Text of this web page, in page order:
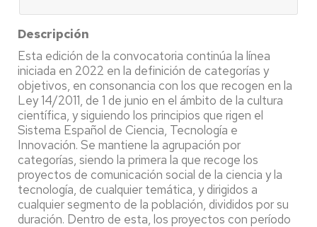
Descripción
Esta edición de la convocatoria continúa la línea
iniciada en 2022 en la definición de categorías y
objetivos, en consonancia con los que recogen en la
Ley 14/2011, de 1 de junio en el ámbito de la cultura
científica, y siguiendo los principios que rigen el
Sistema Español de Ciencia, Tecnología e
Innovación. Se mantiene la agrupación por
categorías, siendo la primera la que recoge los
proyectos de comunicación social de la ciencia y la
tecnología, de cualquier temática, y dirigidos a
cualquier segmento de la población, divididos por su
duración. Dentro de esta, los proyectos con período